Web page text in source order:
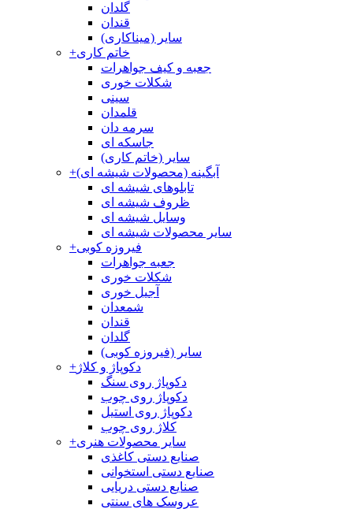
گلدان
قندان
سایر (میناکاری)
+خاتم کاری
جعبه و کیف جواهرات
شکلات خوری
سینی
قلمدان
سرمه دان
جاسکه ای
سایر (خاتم کاری)
+آبگینه (محصولات شیشه ای)
تابلوهای شیشه ای
ظروف شیشه ای
وسایل شیشه ای
سایر محصولات شیشه ای
+فیروزه کوبی
جعبه جواهرات
شکلات خوری
آجیل خوری
شمعدان
قندان
گلدان
سایر (فیروزه کوبی)
+دکوپاژ و کلاژ
دکوپاژ روی سنگ
دکوپاژ روی چوب
دکوپاژ روی استیل
کلاژ روی چوب
+سایر محصولات هنری
صنایع دستی کاغذی
صنایع دستی استخوانی
صنایع دستی دریایی
عروسک های سنتی